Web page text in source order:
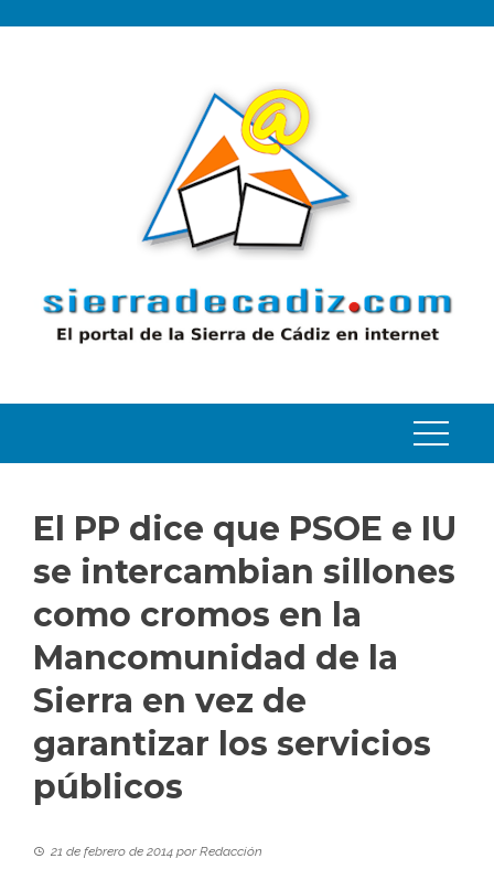
El PP dice que PSOE e IU
se intercambian sillones
como cromos en la
Mancomunidad de la
Sierra en vez de
garantizar los servicios
públicos
21 de febrero de 2014 porRedacción